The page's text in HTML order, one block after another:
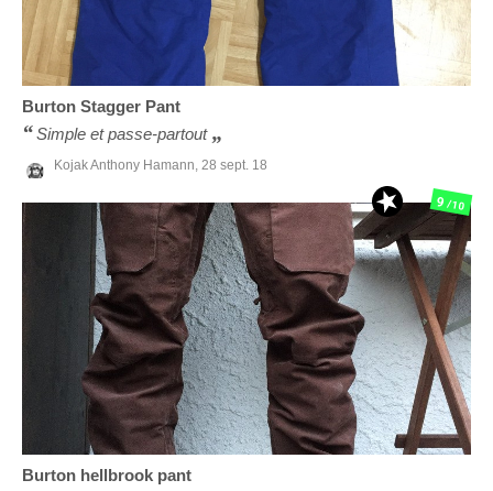
Burton Stagger Pant
Simple et passe-partout
Kojak Anthony Hamann, 28 sept. 18
Burton hellbrook pant
9/10